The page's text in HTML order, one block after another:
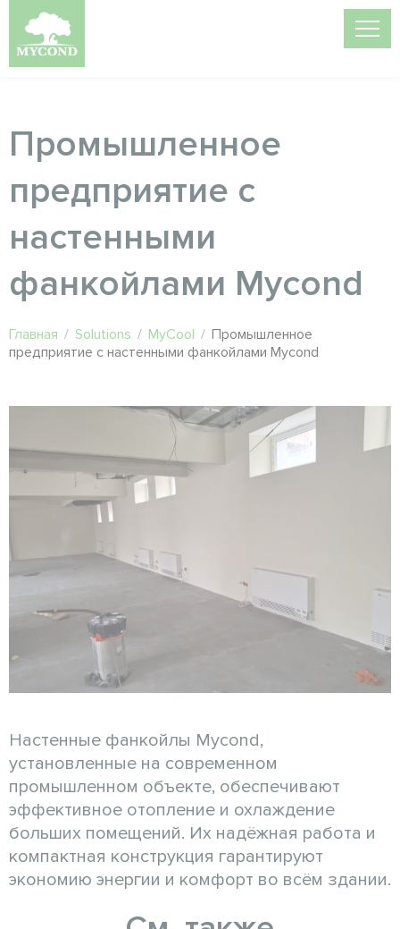
Промышленное
предприятие с
настенными
фанкойлами Mycond
Главная / Solutions / MyCool / Промышленное
предприятие с настенными фанкойлами Mycond
Настенные фанкойлы Mycond,
установленные на современном
промышленном объекте, обеспечивают
эффективное отопление и охлаждение
больших помещений. Их надёжная работа и
компактная конструкция гарантируют
экономию энергии и комфорт во всём здании.